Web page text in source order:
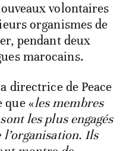
volontaires
organismes de
pendant deux
marocains.
directrice de Peace
que «les membres
les plus engagés
Ils